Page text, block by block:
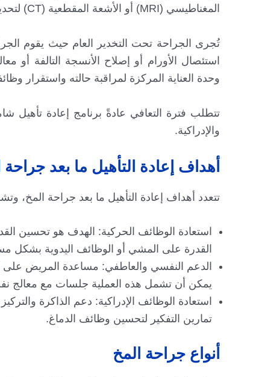
المغناطيسي (MRI) أو الأشعة المقطعية (CT) لتحديد طبيعة الحالة وموقعها.
تُجرى الجراحة تحت التخدير العام حيث يقوم
استئصال الأورام أو إصلاح الأنسجة التالفة أو
وحدة العناية المركزة لمراقبة حالته واستقرار
تتطلب فترة التعافي عادةً برنامج إعادة تأهيل
والإدراكية.
أهداف إعادة التأهيل ما بعد جراحة
تتعدد أهداف إعادة التأهيل ما بعد جراحة المخ،
استعادة الوظائف الحركية: الهدف هو تحسين
القدرة على المشي أو الوظائف اليدوية
الدعم النفسي والعاطفي: مساعدة المريض على
يمكن أن تشمل هذه العملية جلسات مع معالج
استعادة الوظائف الإدراكية: دعم الذاكرة
تمارين التفكير لتحسين وظائف الدماغ.
أنواع جراحة المخ